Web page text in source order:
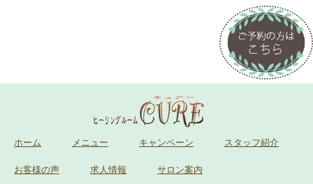
ホーム メニュー キャンペーン スタッフ紹介
お客様の声 求人情報 サロン案内